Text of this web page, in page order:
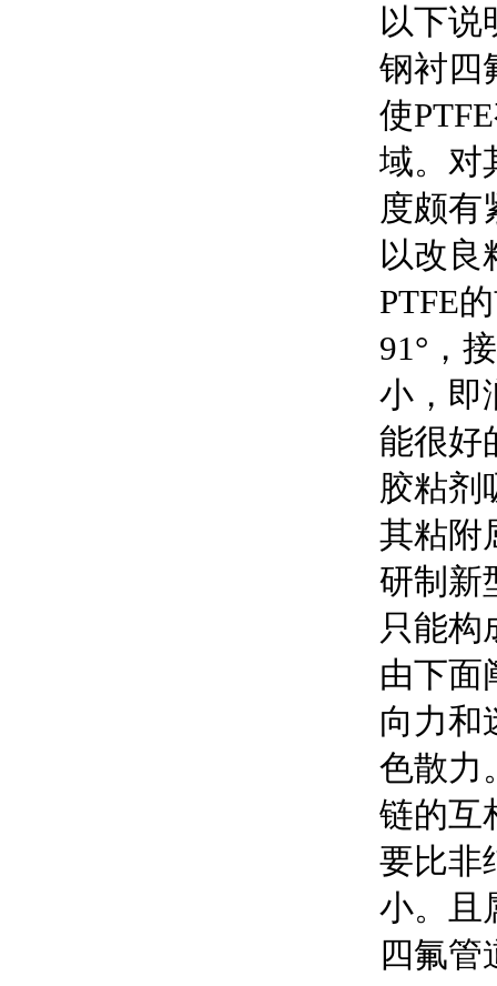
以下说
钢衬四
使
域。对
度颇有
以改良
PTFE
91°，
小，即
能很好
胶粘剂
其粘附
研制新
只能构
由下面
向力和
色散力
链的互
要比非
小。且
四氟管